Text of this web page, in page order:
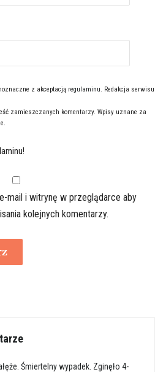
z akceptacją regulaminu. Redakcja serwisu
zamieszczanych komentarzy. Wpisy uznane za
mail i witrynę w przeglądarce aby
kolejnych komentarzy.
Śmiertelny wypadek. Zginęło 4-